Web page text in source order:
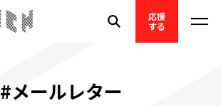
応援
する
#メールレター